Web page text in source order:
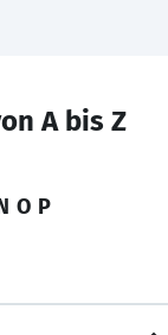
A bis Z
O P